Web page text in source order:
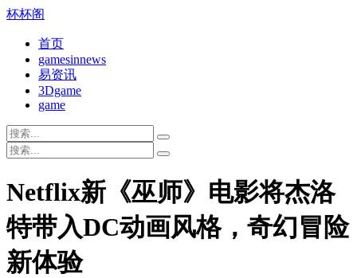
杯杯阁
首页
gamesinnews
易资讯
3Dgame
game
Netflix新《巫师》电影将杰洛
特带入DC动画风格，奇幻冒险
新体验